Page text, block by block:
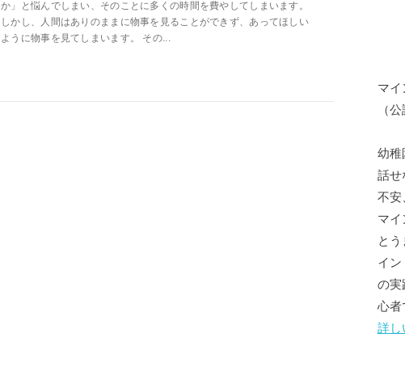
か」と悩んでしまい、そのことに多くの時間を費やしてしまいます。
しかし、人間はありのままに物事を見ることができず、あってほしい
ように物事を見てしまいます。 その...
マ
（
幼稚
話せ
不安
マ
と
イ
の
心者
詳し